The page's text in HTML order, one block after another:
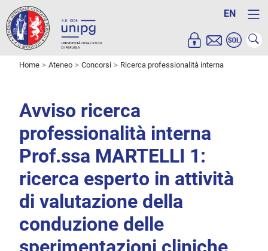
EN
Home Ateneo Concorsi Ricerca professionalità interna
Avviso ricerca
professionalità interna
Prof.ssa MARTELLI 1:
ricerca esperto in attività
di valutazione della
conduzione delle